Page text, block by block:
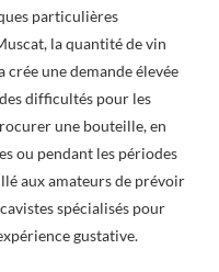
particulières
la quantité de vin
une demande élevée
difficultés pour les
une bouteille, en
ou pendant les périodes
aux amateurs de prévoir
spécialisés pour
gustative.